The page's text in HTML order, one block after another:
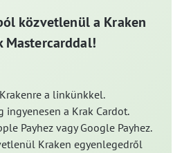
közvetlenül a Kraken
Mastercarddal!
a linkünkkel.
ingyenesen a Krak Cardot.
Payhez vagy Google Payhez.
Kraken egyenlegedről